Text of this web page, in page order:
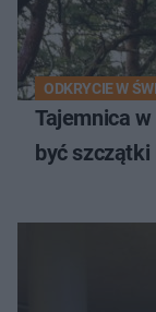
ODKRYCIE W
Tajemnica
być